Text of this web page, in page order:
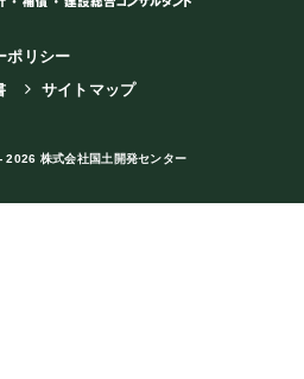
ポリシー
サイトマップ
株式会社国土開発センター